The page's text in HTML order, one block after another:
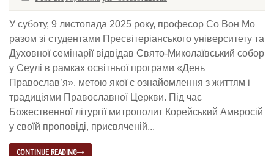
У суботу, 9 листопада 2025 року, професор Со Вон Мо
разом зі студентами Пресвітеріанського університету та
Духовної семінарії відвідав Свято-Миколаївський собор
у Сеулі в рамках освітньої програми «День
Православ’я», метою якої є ознайомлення з життям і
традиціями Православної Церкви. Під час
Божественної літургії митрополит Корейський Амвросій
у своїй проповіді, присвяченій...
CONTINUE READING